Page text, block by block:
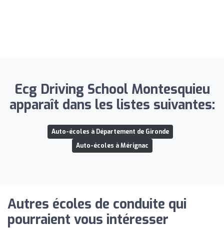
Ecg Driving School Montesquieu
apparaît dans les listes suivantes:
Auto-écoles à Département de Gironde
Auto-écoles à Mérignac
Autres écoles de conduite qui
pourraient vous intéresser